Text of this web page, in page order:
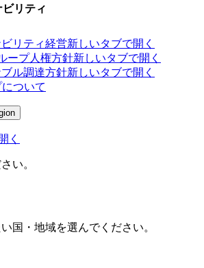
リティ
リティ経営新しいタブで開く
ープ人権方針新しいタブで開く
ル調達方針新しいタブで開く
ついて
く
い。
国・地域を選んでください。